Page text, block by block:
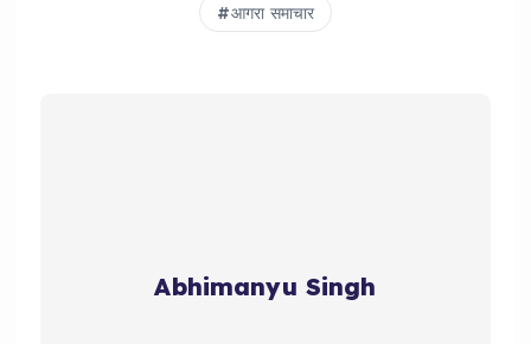
आगरा समाचार
Abhimanyu Singh